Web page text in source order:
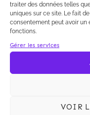
traiter des données telles
uniques sur ce site. Le fait
consentement peut avoir un
fonctions.
Gérer les services
VOIR
CORDIS a reconnu
obligations en
d'électricité la
dans le délai de